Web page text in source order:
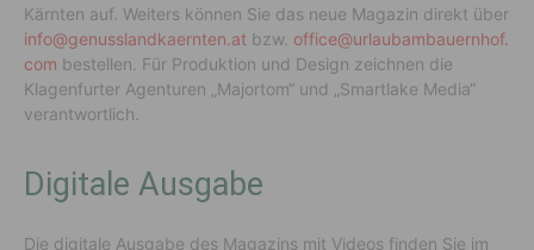
Kärnten auf. Weiters können Sie das neue Magazin direkt über
info@genusslandkaernten.at bzw. office@urlaubambauernhof.
com bestellen. Für Produktion und Design zeichnen die
Klagenfurter Agenturen „Majortom“ und „Smartlake Media“
verantwortlich.
Digitale Ausgabe
Die digitale Ausgabe des Magazins mit Videos finden Sie im